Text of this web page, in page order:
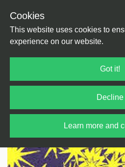
Cookies
This website uses cookies to
experience on our website.
Got it!
Decline
Learn more and